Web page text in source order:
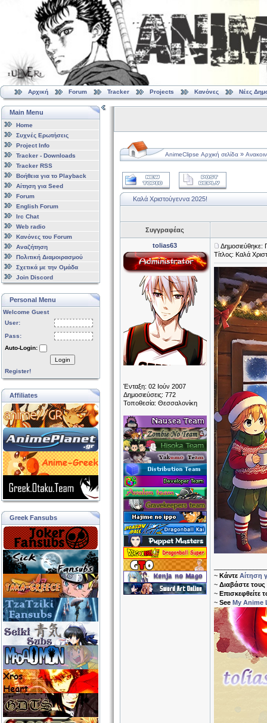
Αρχική Forum Tracker Projects Κανόνες Νέες
Main Menu
Home
Συχνές Ερωτήσεις
Project Info
Tracker - Downloads
Tracker RSS
Βοήθεια για το Playback
Αίτηση για Seed
Forum
English Forum
Irc Chat
Web radio
Κανόνες του Forum
Αναζήτηση
Πολιτική Διαμοιρασμού
Σχετικά με την Ομάδα
Join Discord
Personal Menu
Welcome Guest
User:
Pass:
Auto-Login:
Login
Register!
Affiliates
Greek Fansubs
AnimeClipse Αρχική σελίδα »
Καλά Χριστούγεννα 2025!
Συγγραφέας
tolias63
Ένταξη: 02 Ιούν 2007
Δημοσιεύσεις: 772
Τοποθεσία: Θεσσαλονίκη
Δημοσιεύθηκε:
Τίτλος: Καλά
~ Κάντε Αίτηση
~ Διαβάστε τους
~ Επισκεφθείτε
~ See My Anime